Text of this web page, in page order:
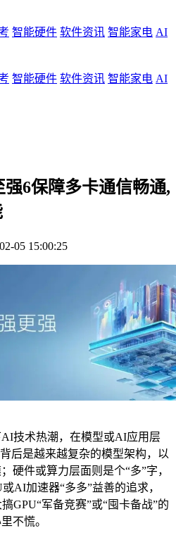
智能硬件 软件资讯 智能家电 AI
智能硬件 软件资讯 智能家电 AI
6保障多卡通信畅通,
05 15:00:25
技术热潮，在模型或AI应用层
后是越来越复杂的模型架构，以
硬件或算力层面则是个“多”字，
AI加速器“多多”益善的追求，
GPU“军备竞赛”或“囤卡备战”的
不慌。